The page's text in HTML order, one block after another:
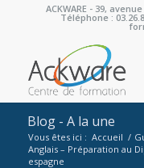
ACKWARE - 39,
Téléphone :
Blog - A la une
Vous êtes ici : Accueil /
Anglais – Préparation au
espagne